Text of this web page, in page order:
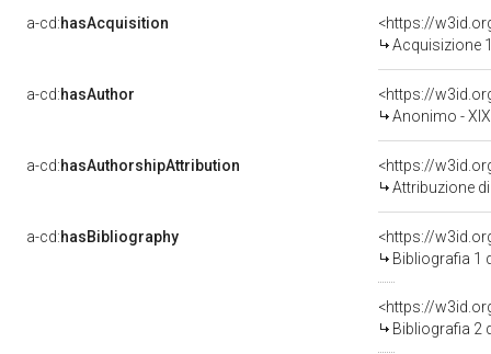
a-cd:hasAcquisition
<https://
Acquisizione
a-cd:hasAuthor
<https://
Anonimo -
a-cd:hasAuthorshipAttribution
<https://
Attribuzione di
a-cd:hasBibliography
<https://
Bibliografia 1
<https://
Bibliografia 2